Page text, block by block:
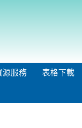
源服務 表格下載